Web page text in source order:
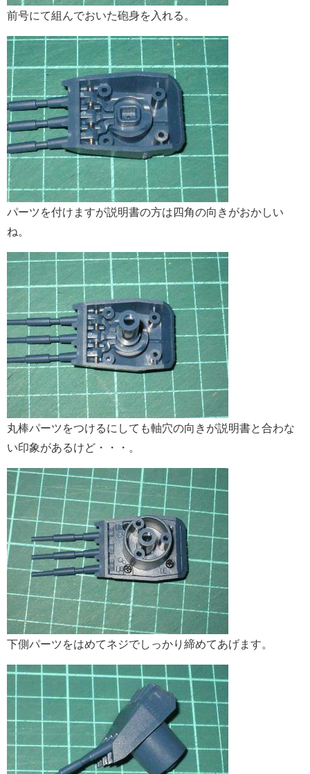
前号にて組んでおいた砲身を入れる。
パーツを付けますが説明書の方は四角の向きがおかしい
ね。
丸棒パーツをつけるにしても軸穴の向きが説明書と合わな
い印象があるけど・・・。
下側パーツをはめてネジでしっかり締めてあげます。